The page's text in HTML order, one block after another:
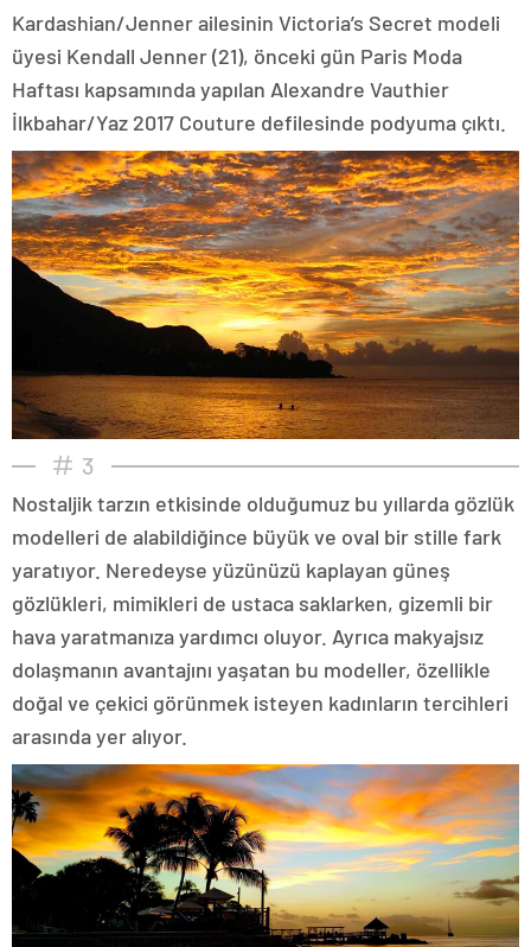
Kardashian/Jenner ailesinin Victoria’s Secret modeli
üyesi Kendall Jenner (21), önceki gün Paris Moda
Haftası kapsamında yapılan Alexandre Vauthier
İlkbahar/Yaz 2017 Couture defilesinde podyuma çıktı.
3
Nostaljik tarzın etkisinde olduğumuz bu yıllarda gözlük
modelleri de alabildiğince büyük ve oval bir stille fark
yaratıyor. Neredeyse yüzünüzü kaplayan güneş
gözlükleri, mimikleri de ustaca saklarken, gizemli bir
hava yaratmanıza yardımcı oluyor. Ayrıca makyajsız
dolaşmanın avantajını yaşatan bu modeller, özellikle
doğal ve çekici görünmek isteyen kadınların tercihleri
arasında yer alıyor.